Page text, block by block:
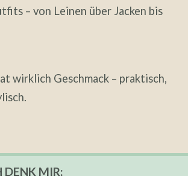
– von Leinen über Jacken bis
wirklich Geschmack – praktisch,
DENK MIR: